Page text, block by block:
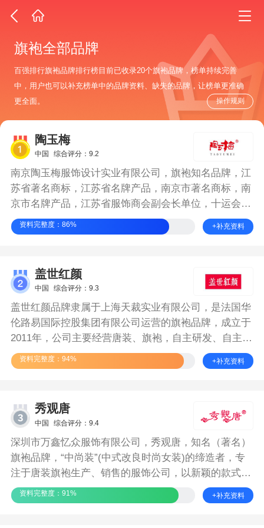
旗袍全部品牌
百强排行旗袍品牌排行榜目前已收录20个旗袍品牌，榜单持续完善
中，用户也可以补充榜单中的品牌资料、缺失的品牌，让榜单更准确
更全面。
操作规则
陶玉梅
中国 综合评分：9.2
南京陶玉梅服饰设计实业有限公司，旗袍知名品牌，江
苏省著名商标，江苏省名牌产品，南京市著名商标，南
京市名牌产品，江苏省服饰商会副会长单位，十运会指
定礼仪服饰。
资料完整度：86% +补充资料
盖世红颜
中国 综合评分：9.3
盖世红颜品牌隶属于上海天裁实业有限公司，是法国华
伦路易国际控股集团有限公司运营的旗袍品牌，成立于
2011年，公司主要经营唐装、旗袍，自主研发、自主生
产、自主销售、所以，公司在市场的竞争力相当强。
资料完整度：94% +补充资料
3
秀观唐
中国 综合评分：9.4
深圳市万鑫忆众服饰有限公司，秀观唐，知名（著名）
旗袍品牌，“中尚装”(中式改良时尚女装)的缔造者，专
注于唐装旗袍生产、销售的服饰公司，以新颖的款式设
计及高性价比深受消费者青睐。
资料完整度：91% +补充资料